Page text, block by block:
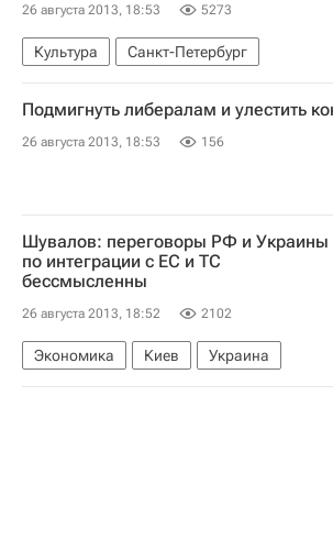
26 августа 2013, 18:53 5273
Культура
Санкт-Петербург
Театральный сезон 2012-2013
Европа
Северо-Западный ФО
Весь мир
Ленинградский театр имени Ленсовета
Подмигнуть либералам и улестить
26 августа 2013, 18:53 156
Шувалов: переговоры РФ и Украины
по интеграции с ЕС и ТС
бессмысленны
26 августа 2013, 18:52 2102
Экономика Киев
Украина
Московская область (Подмосковье)